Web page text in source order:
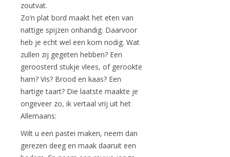
zoutvat.
Zo’n plat bord maakt het eten van
nattige spijzen onhandig. Daarvoor
heb je echt wel een kom nodig. Wat
zullen zij gegeten hebben? Een
geroosterd stukje vlees, of gerookte
ham? Vis? Brood en kaas? Een
hartige taart? Die laatste maakte je
ongeveer zo, ik vertaal vrij uit het
Allemaans:
Wilt u een pastei maken, neem dan
gerezen deeg en maak daaruit een